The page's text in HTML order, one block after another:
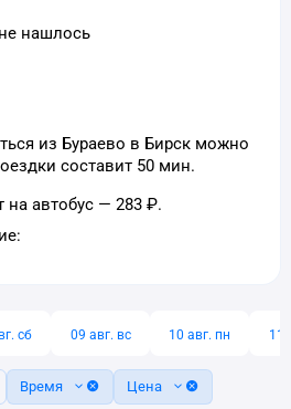
нашлось
из Бураево в Бирск можно
составит 50 мин.
на автобус — 283 ₽.
сб 09 авг. вс 10 авг. пн 11
Время Цена